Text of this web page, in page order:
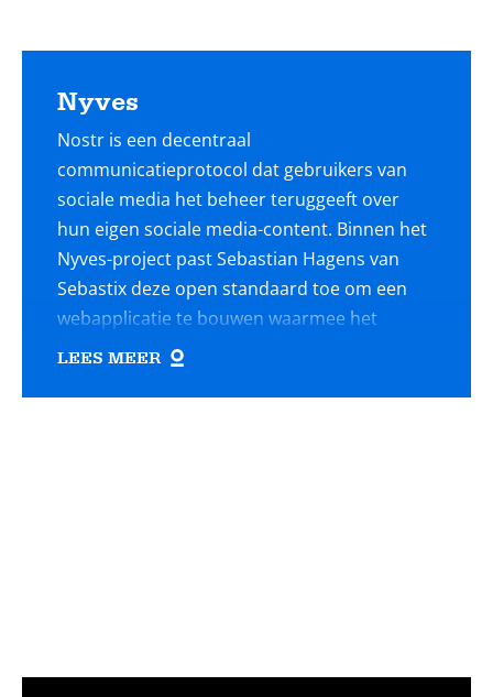
Nyves
Nostr is een decentraal
communicatieprotocol dat gebruikers van
sociale media het beheer teruggeeft over
hun eigen sociale media-content. Binnen het
Nyves-project past Sebastian Hagens van
Sebastix deze open standaard toe om een
webapplicatie te bouwen waarmee het
Nederlandse Hyves-platform nieuw leven in
LEES MEER